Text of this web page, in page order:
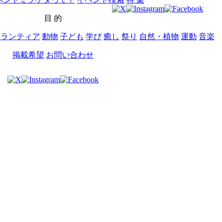
目 的
ンティア 動物 子ども 学び 癒し 祭り 自然・植物 運動 音楽
掲載希望 お問い合わせ